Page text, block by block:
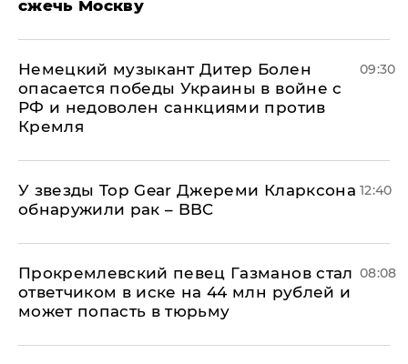
сжечь Москву
Немецкий музыкант Дитер Болен
опасается победы Украины в войне с
РФ и недоволен санкциями против
Кремля
09:30
У звезды Top Gear Джереми Кларксона
обнаружили рак – BBC
12:40
Прокремлевский певец Газманов стал
ответчиком в иске на 44 млн рублей и
может попасть в тюрьму
08:08